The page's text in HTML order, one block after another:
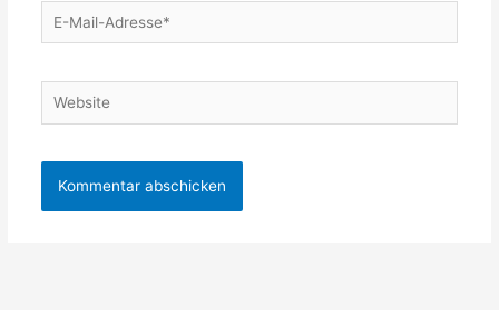
E-
Mail-
Website